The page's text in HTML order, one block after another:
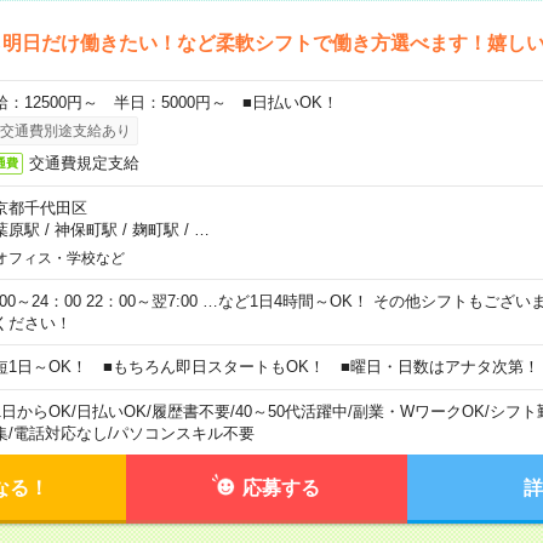
日だけ働きたい！など柔軟シフトで働き方選べます！嬉し
：12500円～ 半日：5000円～ ■日払いOK！
交通費別途支給あり
費 交通費規定支給
都千代田区
原駅 / 神保町駅 / 麹町駅 /
フィス・学校など
～24：00 22：00～翌7:00 …など1日4時間～OK！ その他シフトもござい
ださい！
1日～OK！ ■もちろん即日スタートもOK！ ■曜日・日数はアナタ次第！
からOK/日払いOK/履歴書不要/40～50代活躍中/副業・WワークOK/シフト
/電話対応なし/パソコンスキル不要
る！ 応募する